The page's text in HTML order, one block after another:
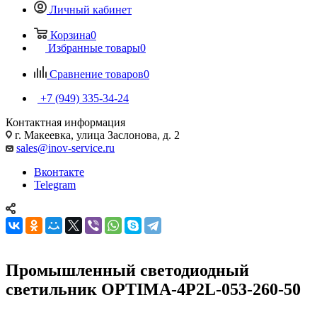
Личный кабинет
Корзина0
Избранные товары0
Сравнение товаров0
+7 (949) 335-34-24
Контактная информация
г. Макеевка, улица Заслонова, д. 2
sales@inov-service.ru
Вконтакте
Telegram
Промышленный светодиодный
светильник OPTIMA-4Р2L-053-260-50